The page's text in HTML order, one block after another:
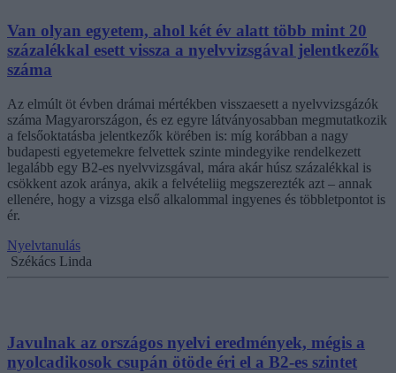
Van olyan egyetem, ahol két év alatt több mint 20
százalékkal esett vissza a nyelvvizsgával jelentkezők
száma
Az elmúlt öt évben drámai mértékben visszaesett a nyelvvizsgázók
száma Magyarországon, és ez egyre látványosabban megmutatkozik
a felsőoktatásba jelentkezők körében is: míg korábban a nagy
budapesti egyetemekre felvettek szinte mindegyike rendelkezett
legalább egy B2-es nyelvvizsgával, mára akár húsz százalékkal is
csökkent azok aránya, akik a felvételiig megszerezték azt – annak
ellenére, hogy a vizsga első alkalommal ingyenes és többletpontot is
ér.
Nyelvtanulás
Székács Linda
Javulnak az országos nyelvi eredmények, mégis a
nyolcadikosok csupán ötöde éri el a B2-es szintet